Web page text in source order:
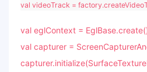
val videoTrack =
val eglContext =
val capturer =